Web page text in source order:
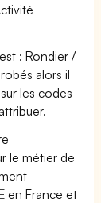
: Rondier /
alors il
les codes
le métier de
en France et